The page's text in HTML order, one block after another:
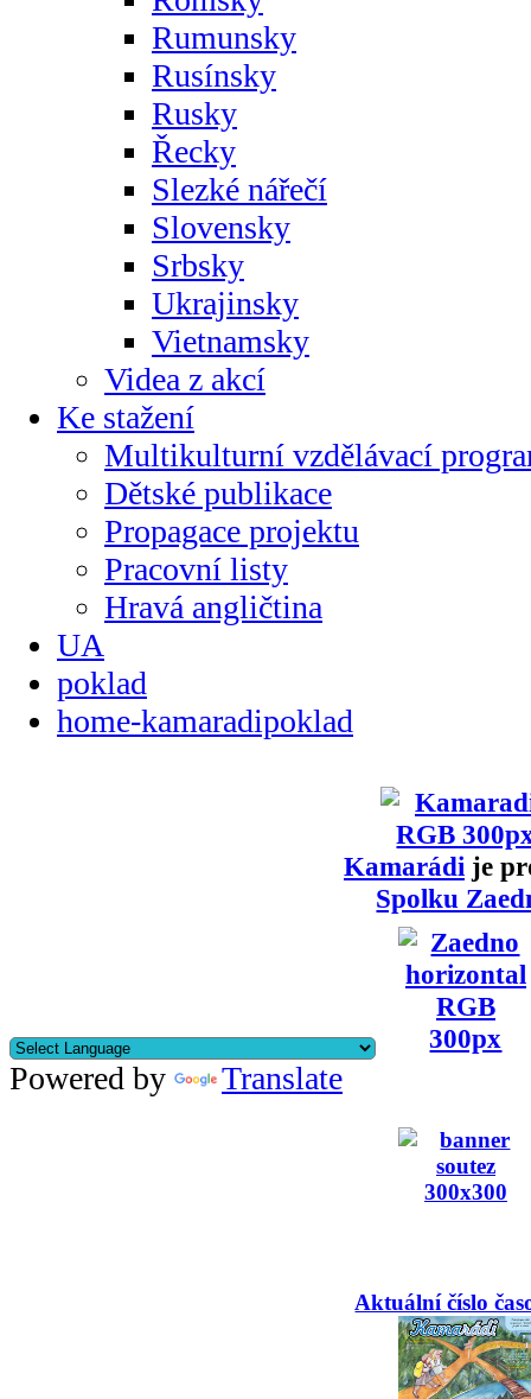
Rumunsky
Rusínsky
Rusky
Řecky
Slezké nářečí
Slovensky
Srbsky
Ukrajinsky
Vietnamsky
Videa z akcí
Ke stažení
Multikulturní vzdělávací
Dětské publikace
Propagace projektu
Pracovní listy
Hravá angličtina
UA
poklad
home-kamaradipoklad
Kamarádi je
Spolku
Powered by Translate
Aktuální číslo